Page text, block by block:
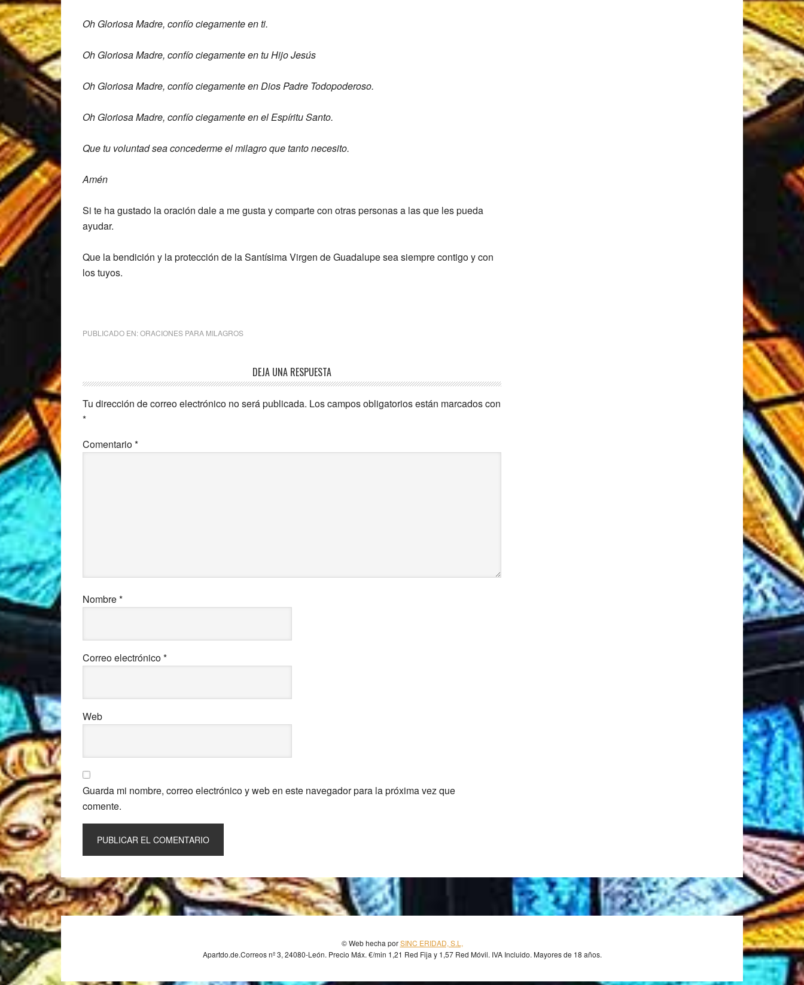
Oh Gloriosa Madre, confío ciegamente en ti.
Oh Gloriosa Madre, confío ciegamente en tu Hijo Jesús
Oh Gloriosa Madre, confío ciegamente en Dios Padre Todopoderoso.
Oh Gloriosa Madre, confío ciegamente en el Espíritu Santo.
Que tu voluntad seaconcederme el milagro que tanto necesito.
Amén
Si te ha gustado la oración dale a me gusta y comparte con otras personas a las que les pueda
ayudar.
Que la bendición y la protección de la Santísima Virgen de Guadalupe sea siempre contigo y con
los tuyos.
PUBLICADO EN:ORACIONES PARA MILAGROS
con
los
lectores
DEJA UNA RESPUESTA
Tu dirección de correo electrónico no será publicada. Los campos obligatorios están marcados con
*
Comentario*
Nombre*
Correo electrónico*
Web
Guarda mi nombre, correo electrónico y web en este navegador para la próxima vez que
comente.
© Web hecha porSINC ERIDAD, S.L,
Apartdo.de.Correos nº 3, 24080-León. Precio Máx. €/min 1,21 Red Fija y 1,57 Red Móvil. IVA Incluido. Mayores de 18 años.